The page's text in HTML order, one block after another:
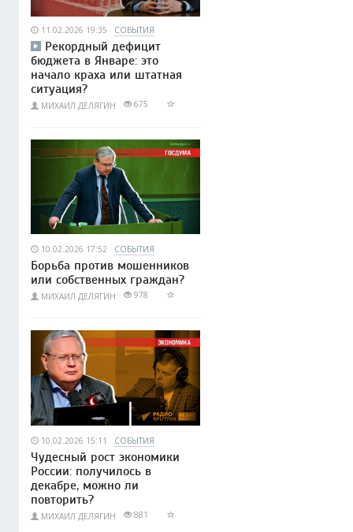
11.02.2026 19:35 СОБЫТИЯ
Рекордный дефицит
бюджета в Январе: это
начало краха или штатная
ситуация?
МИХАИЛ ДЕЛЯГИН 675
10.02.2026 17:52 СОБЫТИЯ
Борьба против мошенников
или собственных граждан?
МИХАИЛ ДЕЛЯГИН 978
10.02.2026 15:11 СОБЫТИЯ
Чудесный рост экономики
России: получилось в
декабре, можно ли
повторить?
МИХАИЛ ДЕЛЯГИН 881